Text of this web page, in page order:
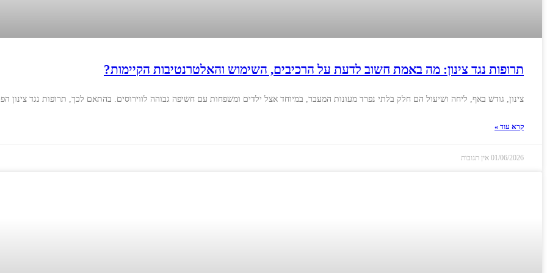
תרופות נגד צינון: מה באמת חשוב לדעת על הרכיבים, השימוש והאלטרנטיבות הקיימות?
צינון, גודש באף, ליחה ושיעול הם חלק בלתי נפרד מעונות המעבר, במיוחד אצל ילדים ומשפחות עם חשיפה גבוהה לווירוסים. בהתאם לכך, תרופות נגד צינון
קרא עוד »
01/06/2026 אין תגובות